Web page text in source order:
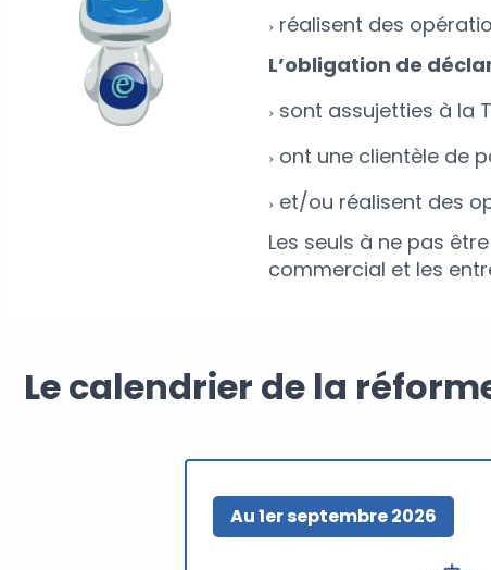
réalisent des
L’obligation de
sont assujetties à la
ont une clientèle de
et/ou réalisent des
Les seuls à ne pas
commercial et les
Le calendrier de la
Au 1er septembre 2026